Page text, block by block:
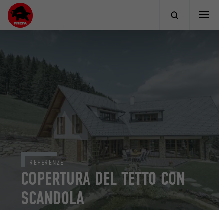
COPERTURA DEL TETTO CON
SCANDOLA
REFERENZE